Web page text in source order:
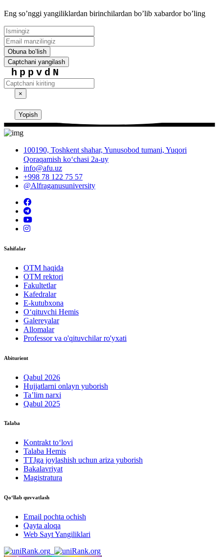
Eng soʼnggi yangiliklardan birinchilardan boʼlib xabardor boʼling
Obuna boʼlish
Captchani yangilash
hppvdN
×
Yopish
100190, Toshkent shahar, Yunusobod tumani, Yuqori
Qoraqamish ko‘chasi 2a-uy
info@afu.uz
+998 78 122 75 57
@Alfraganusuniversity
Sahifalar
OTM haqida
OTM rektori
Fakultetlar
Kafedralar
E-kutubxona
O‘qituvchi Hemis
Galereyalar
Allomalar
Professor va o'qituvchilar ro'yxati
Abiturient
Qabul 2026
Hujjatlarni onlayn yuborish
Ta’lim narxi
Qabul 2025
Talaba
Kontrakt to‘lovі
Talaba Hemis
TTJga joylashish uchun ariza yuborish
Bakalavriyat
Magistratura
Qo‘llab quvvatlash
Email pochta ochish
Qayta aloqa
Web Sayt Yangiliklari